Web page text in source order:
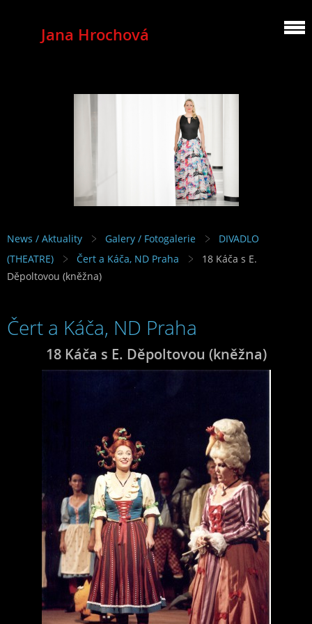
Jana Hrochová
MEZZOSOPRANO
News / Aktuality Galery / Fotogalerie
DIVADLO
(THEATRE)
Čert a Káča, ND Praha
18 Káča s E.
Děpoltovou (kněžna)
Čert a Káča, ND Praha
18 Káča s E. Děpoltovou (kněžna)